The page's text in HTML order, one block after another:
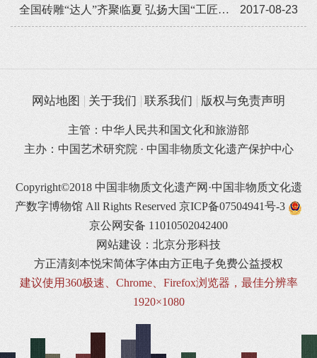
2017-08-23
全国砖雕“达人”齐聚临夏 弘扬大国“工匠”精神
网站地图 关于我们 联系我们 版权与免责声明
主管：中华人民共和国文化和旅游部
主办：中国艺术研究院 · 中国非物质文化遗产保护中心
Copyright©2018 中国非物质文化遗产网·中国非物质文化遗
产数字博物馆 All Rights Reserved 京ICP备07504941号-3
京公网安备 11010502042400
网站建设：北京分形科技
方正清刻本悦宋简体字体由方正电子免费公益授权
建议使用360极速、Chrome、Firefox浏览器，最佳分辨率
1920×1080